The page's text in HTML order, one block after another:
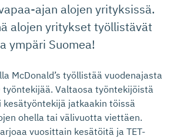
ajan alojen yrityksissä.
alojen yritykset työllistävät
ympäri Suomea!
McDonald’s työllistää vuodenajasta
Valtaosa työntekijöistä
kesätyöntekijä jatkaakin töissä
ohella tai välivuotta viettäen.
vuosittain kesätöitä ja TET-